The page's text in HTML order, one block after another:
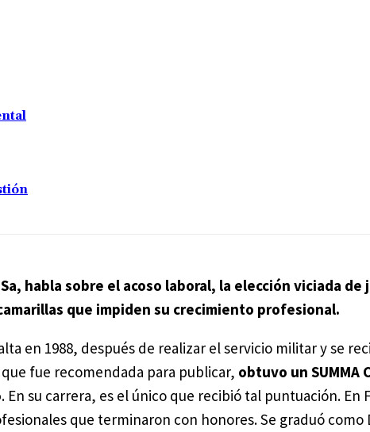
habla sobre el acoso laboral, la elección viciada de
que impiden su crecimiento profesional.
en 1988, después de realizar el servicio militar y se
fue recomendada para publicar, obtuvo un SUMMA
. En su carrera, es el único que recibió tal puntuación. En
que terminaron con honores. Se graduó como